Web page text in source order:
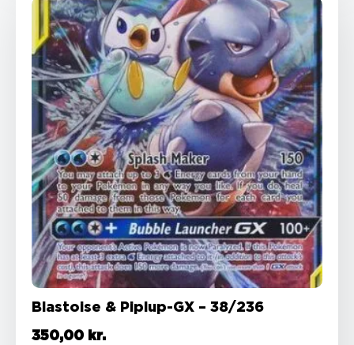
Blastoise & Piplup-GX – 38/236
350,00 kr.